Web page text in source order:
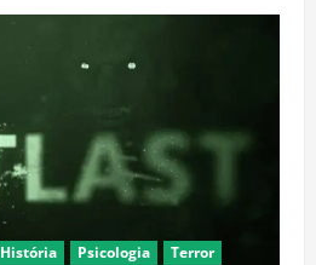
História Psicologia Terror